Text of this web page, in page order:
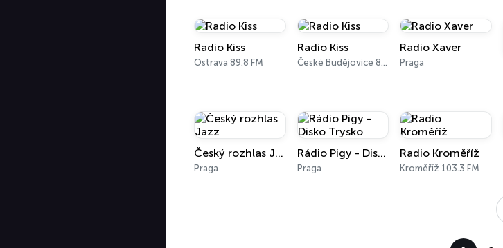
Radio Kiss
Ostrava 89.8 FM
Radio Kiss
České Budějovice 87.8 FM
Radio Xaver
Praga
Český rozhlas Jazz
Praga
Rádio Pigy - Disko Trysko
Praga
Radio Kroměříž
Kroměříž 103.3 FM